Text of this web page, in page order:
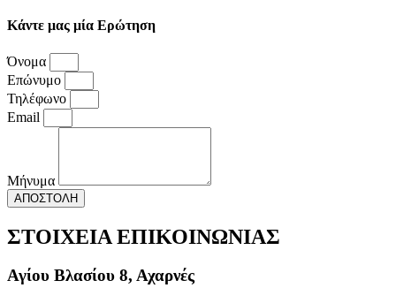
Κάντε μας μία Ερώτηση
Όνομα
Επώνυμο
Τηλέφωνο
Email
Μήνυμα
ΑΠΟΣΤΟΛΗ
ΣΤΟΙΧΕΙΑ ΕΠΙΚΟΙΝΩΝΙΑΣ
Αγίου Βλασίου 8, Αχαρνές